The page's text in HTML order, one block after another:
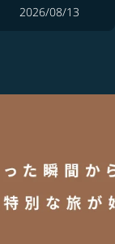
2026/08/13